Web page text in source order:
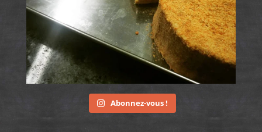
Abonnez-vous !